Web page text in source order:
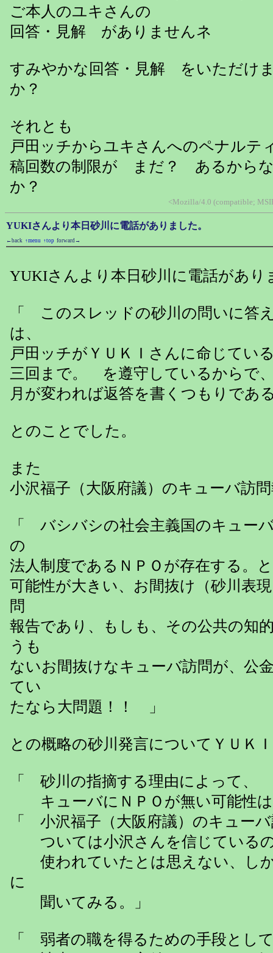
ご本人のユキさんの
回答・見解 がありませんネ
すみやかな回答・見解 をいただけ
か？
それとも
戸田ッチからユキさんへのペナルテ
稿回数の制限が まだ？ あるから
か？
<Mozilla/4.0 (compatible;
YUKIさんより本日砂川に電話がありました。
←back ↑menu ↑top forward→
YUKIさんより本日砂川に電話があり
「 このスレッドの砂川の問いに答
は、
戸田ッチがＹＵＫＩさんに命じてい
三回まで。 を遵守しているからで
月が変われば返答を書くつもりであ
とのことでした。
また
小沢福子（大阪府議）のキューバ訪
「 バシバシの社会主義国のキュー
の
法人制度であるＮＰＯが存在する。
可能性が大きい、お間抜け（砂川表
問
報告であり、もしも、その公共の知
うも
ないお間抜けなキューバ訪問が、公
てい
たなら大問題！！ 」
との概略の砂川発言についてＹＵＫ
「 砂川の指摘する理由によって、
キューバにＮＰＯが無い可能性は
「 小沢福子（大阪府議）のキュー
ついては小沢さんを信じている
使われていたとは思えない、し
に
聞いてみる。」
「 弱者の職を得るための手段とし